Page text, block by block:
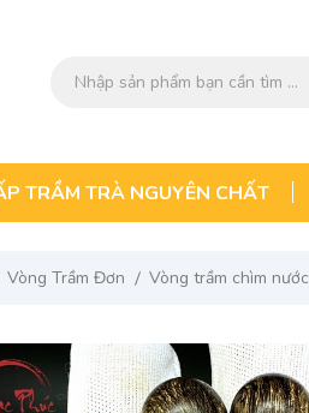
TRẦM TRÀ NGUYÊN CHẤT
Vòng Trầm Đơn Vòng trầm chìm nước